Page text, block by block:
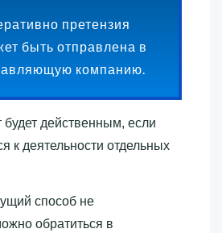
претензия
быть отправлена в
компанию.
действенным, если
к деятельности отдельных
способ не
обратиться в